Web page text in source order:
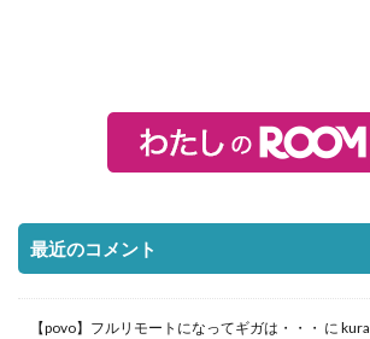
最近のコメント
【povo】フルリモートになってギガは・・・ に kura